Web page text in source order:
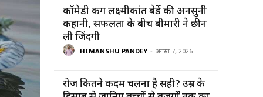
कॉमेडी किंग लक्ष्मीकांत बेर्डे की अनसुनी
कहानी, सफलता के बीच बीमारी ने छीन
ली जिंदगी
HIMANSHU PANDEY - अगस्त 7, 2026
रोज कितने कदम चलना है सही? उम्र के